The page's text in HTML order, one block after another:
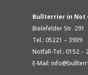
Bullterrier in Not
Bielefelder Str. 291
Tel.: 05221 – 3939
Notfall-Tel.: 0152 –
E-Mail: